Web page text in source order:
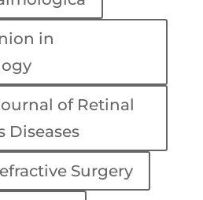
in
of Retinal
Diseases
Surgery